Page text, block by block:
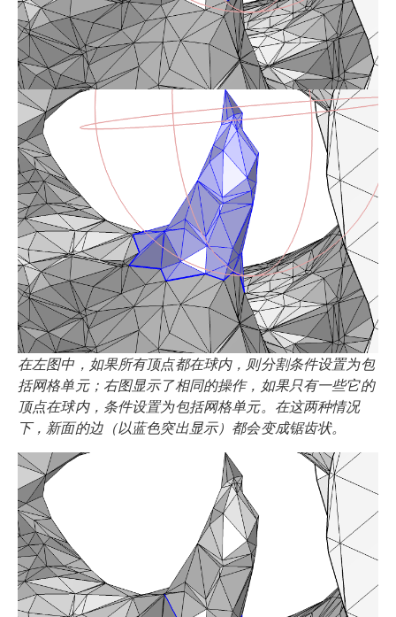
在左图中，如果所有顶点都在球内，则分割条件设置为包
括网格单元；右图显示了相同的操作，如果只有一些它的
顶点在球内，条件设置为包括网格单元。在这两种情况
下，新面的边（以蓝色突出显示）都会变成锯齿状。